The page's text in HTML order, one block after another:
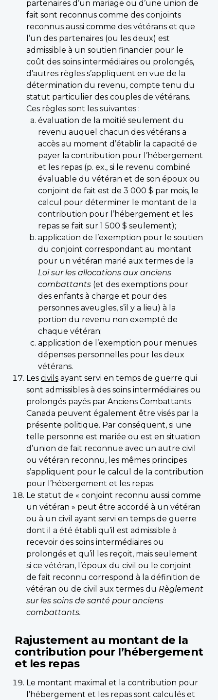
partenaires d’un mariage ou d’une union de
fait sont reconnus comme des conjoints
reconnus aussi comme des vétérans et que
l’un des partenaires (ou les deux) est
admissible à un soutien financier pour le
coût des soins intermédiaires ou prolongés,
d’autres règles s’appliquent en vue de la
détermination du revenu, compte tenu du
statut particulier des couples de vétérans.
Ces règles sont les suivantes :
évaluation de la moitié seulement du
revenu auquel chacun des vétérans a
accès au moment d’établir la capacité de
payer la contribution pour l’hébergement
et les repas (p. ex., si le revenu combiné
évaluable du vétéran et de son époux ou
conjoint de fait est de 3 000 $ par mois, le
calcul pour déterminer le montant de la
contribution pour l’hébergement et les
repas se fait sur 1 500 $ seulement);
application de l’exemption pour le soutien
du conjoint correspondant au montant
pour un vétéran marié aux termes de la
Loi sur les allocations aux anciens
combattants (et des exemptions pour
des enfants à charge et pour des
personnes aveugles, s’il y a lieu) à la
portion du revenu non exempté de
chaque vétéran;
application de l’exemption pour menues
dépenses personnelles pour les deux
vétérans.
Les civils ayant servi en temps de guerre qui
sont admissibles à des soins intermédiaires ou
prolongés payés par Anciens Combattants
Canada peuvent également être visés par la
présente politique. Par conséquent, si une
telle personne est mariée ou est en situation
d’union de fait reconnue avec un autre civil
ou vétéran reconnu, les mêmes principes
s’appliquent pour le calcul de la contribution
pour l’hébergement et les repas.
Le statut de « conjoint reconnu aussi comme
un vétéran » peut être accordé à un vétéran
ou à un civil ayant servi en temps de guerre
dont il a été établi qu’il est admissible à
recevoir des soins intermédiaires ou
prolongés et qu’il les reçoit, mais seulement
si ce vétéran, l’époux du civil ou le conjoint
de fait reconnu correspond à la définition de
vétéran ou de civil aux termes du Règlement
sur les soins de santé pour anciens
combattants.
Rajustement au montant de la
contribution pour l’hébergement
et les repas
Le montant maximal et la contribution pour
l’hébergement et les repas sont calculés et